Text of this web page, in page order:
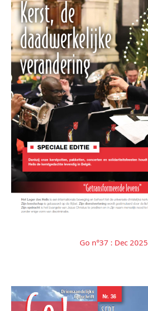
Go n°37 : Dec 2025